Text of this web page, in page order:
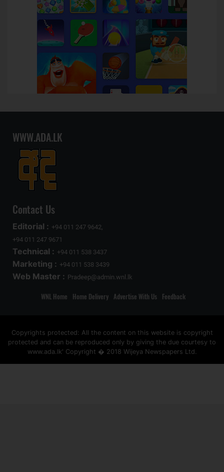
WWW.ADA.LK
Contact Us
Editorial : +94 011 247 9642,
+94 011 247 9671
Technical : +94 011 538 3437
Marketing : +94 011 538 3439
Web Master : Pradeep@admin.wnl.lk
WNL Home Home Delivery Advertise With Us Feedback
Copyrights protected: All the content on this website is copyright
protected and can be reproduced only by giving the due courtesy to
www.ada.lk' Copyright � 2018 Wijeya Newspapers Ltd.